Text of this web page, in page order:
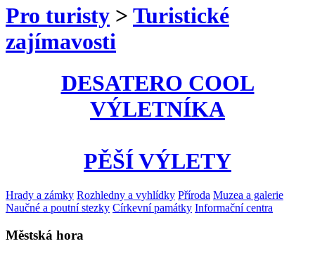
Pro turisty > Turistické
zajímavosti
DESATERO COOL
VÝLETNÍKA
PĚŠÍ VÝLETY
Hrady a zámky Rozhledny a vyhlídky Příroda Muzea a galerie
Naučné a poutní stezky Církevní památky Informační centra
Městská hora